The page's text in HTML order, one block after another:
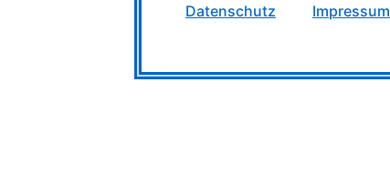
Datenschutz Impressum